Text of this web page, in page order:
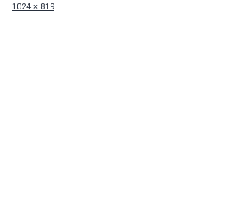
Originalgröße
1024 × 819